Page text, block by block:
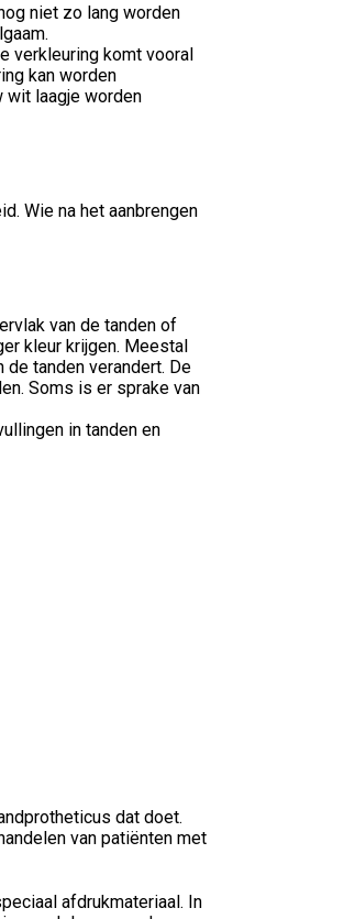
niet zo lang worden
verkleuring komt vooral
kan worden
wit laagje worden
Wie na het aanbrengen
van de tanden of
kleur krijgen. Meestal
tanden verandert. De
Soms is er sprake van
in tanden en
dat doet.
van patiënten met
afdrukmateriaal. In